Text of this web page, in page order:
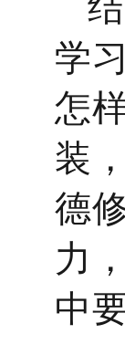
学
怎
装
德
力
中